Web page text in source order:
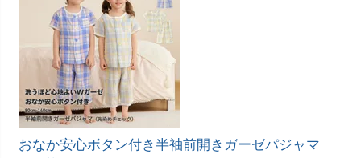
おなか安心ボタン付き半袖前開きガーゼパジャマ